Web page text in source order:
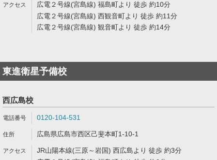
広電２号線(宮島線) 福島町より 徒歩 約10分
広電２号線(宮島線) 西観音町より 徒歩 約11分
広電２号線(宮島線) 観音町より 徒歩 約14分
東進衛星予備校
西広島校
0120-104-531
広島県広島市西区己斐本町1-10-1
JR山陽本線(三原～岩国) 西広島より 徒歩 約3分